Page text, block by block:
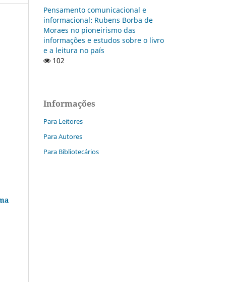
Pensamento comunicacional e
informacional: Rubens Borba de
Moraes no pioneirismo das
informações e estudos sobre o livro
e a leitura no país
102
Informações
Para Leitores
Para Autores
Para Bibliotecários